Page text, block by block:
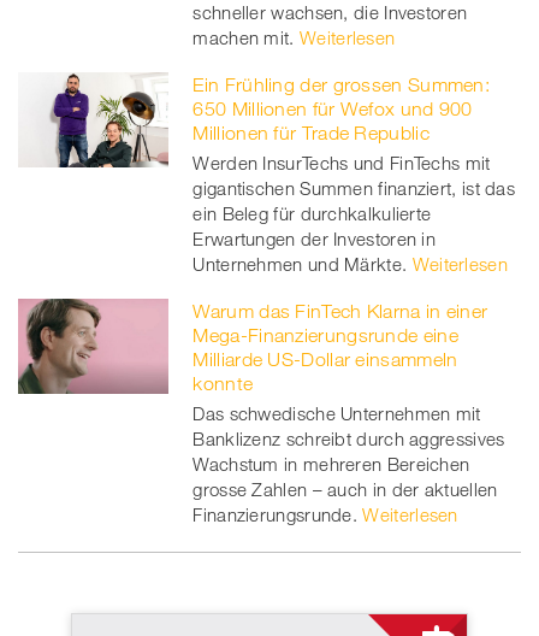
schneller wachsen, die Investoren
machen mit. Weiterlesen
Ein Frühling der grossen Summen:
650 Millionen für Wefox und 900
Millionen für Trade Republic
Werden InsurTechs und FinTechs mit
gigantischen Summen finanziert, ist das
ein Beleg für durchkalkulierte
Erwartungen der Investoren in
Unternehmen und Märkte. Weiterlesen
Warum das FinTech Klarna in einer
Mega-Finanzierungsrunde eine
Milliarde US-Dollar einsammeln
konnte
Das schwedische Unternehmen mit
Banklizenz schreibt durch aggressives
Wachstum in mehreren Bereichen
grosse Zahlen – auch in der aktuellen
Finanzierungsrunde. Weiterlesen